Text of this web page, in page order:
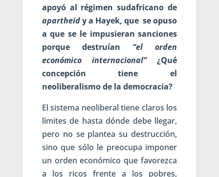
apoyó al régimen sudafricano de
apartheidy a Hayek, que se opuso
a que se le impusieran sanciones
porque destruían “el orden
económico internacional”¿Qué
concepción tiene el
neoliberalismo de la democracia?
El sistema neoliberal tiene claros los
límites de hasta dónde debe llegar,
pero no se plantea su destrucción,
sino que sólo le preocupa imponer
un orden económico que favorezca
a los ricos frente a los pobres,